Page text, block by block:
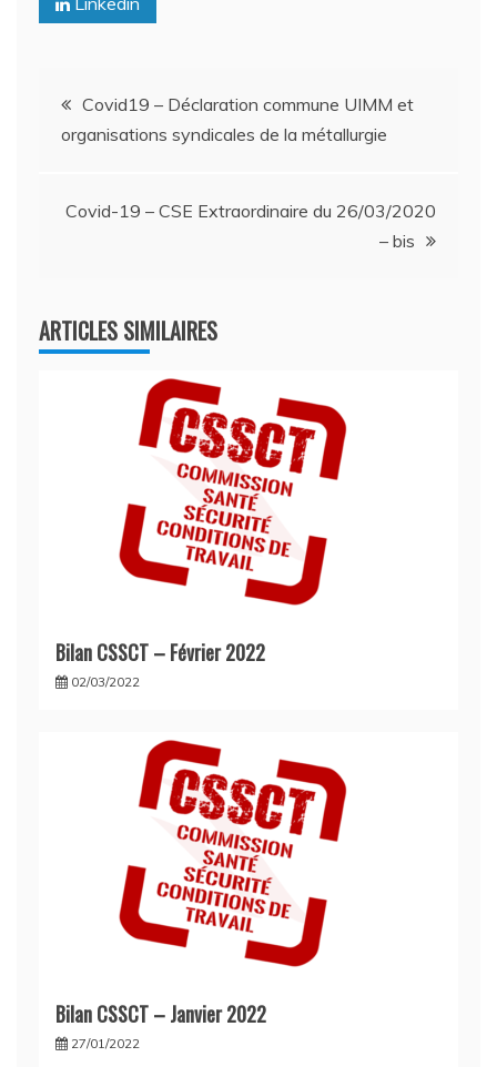
Navigation
de
l’article
Covid19 – Déclaration commune UIMM et
organisations syndicales de la métallurgie
Covid-19 – CSE Extraordinaire du 26/03/2020
– bis
ARTICLES SIMILAIRES
Bilan CSSCT – Février 2022
02/03/2022
Bilan CSSCT – Janvier 2022
27/01/2022